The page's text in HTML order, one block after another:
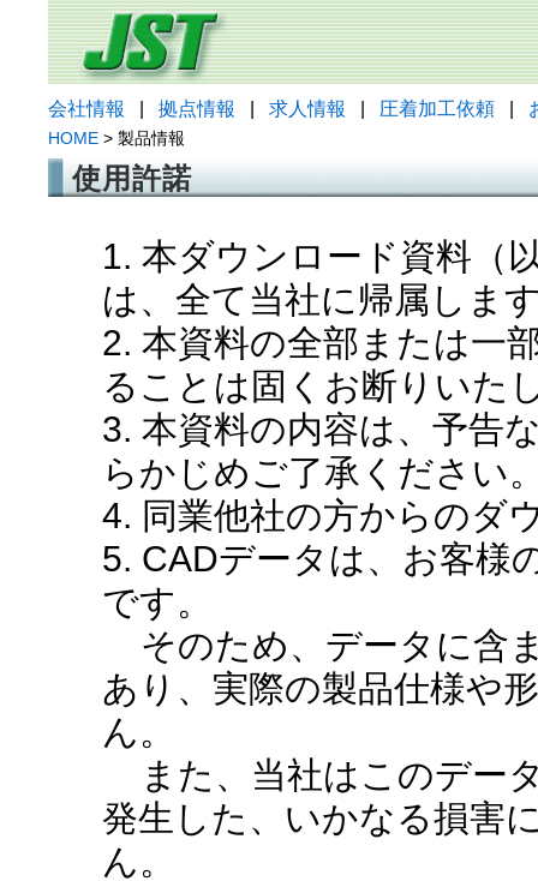
会社情報 拠点情報 求人情報 圧着加工依頼
HOME > 製品情報
使用許諾
1. 本ダウンロード資料（
は、全て当社に帰属しま
2. 本資料の全部または一
ることは固くお断りいた
3. 本資料の内容は、予告
らかじめご了承ください
4. 同業他社の方からのダ
5. CADデータは、お客様
です。
そのため、データに含
あり、実際の製品仕様や
ん。
また、当社はこのデー
発生した、いかなる損害
ん。